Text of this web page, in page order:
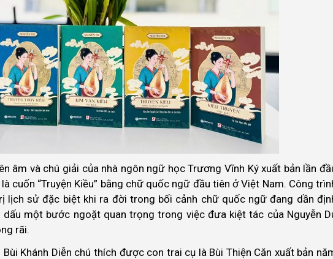
âm và chú giải của nhà ngôn ngữ học Trương Vĩnh Ký xuất bản lần
cuốn “Truyện Kiều” bằng chữ quốc ngữ đầu tiên ở Việt Nam. Công
lịch sử đặc biệt khi ra đời trong bối cảnh chữ quốc ngữ đang dần
dấu một bước ngoặt quan trọng trong việc đưa kiệt tác của Nguyễn
rãi.
Bùi Khánh Diễn chú thích được con trai cụ là Bùi Thiện Căn xuất bản